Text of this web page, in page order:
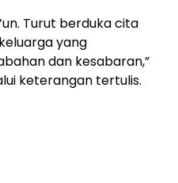
Turut berduka cita
yang
dan kesabaran,”
keterangan tertulis.